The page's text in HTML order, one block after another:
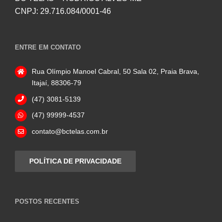
CNPJ: 29.716.084/0001-46
ENTRE EM CONTATO
Rua Olímpio Manoel Cabral, 50 Sala 02, Praia Brava,
Itajaí, 88306-79
(47) 3081-5139
(47) 99999-4537
contato@bctelas.com.br
POLÍTICA DE PRIVACIDADE
POSTOS RECENTES